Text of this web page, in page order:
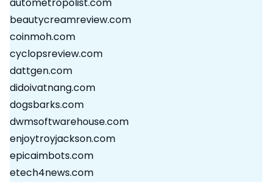
autometropolist.com
beautycreamreview.com
coinmoh.com
cyclopsreview.com
dattgen.com
didoivatnang.com
dogsbarks.com
dwmsoftwarehouse.com
enjoytroyjackson.com
epicaimbots.com
etech4news.com